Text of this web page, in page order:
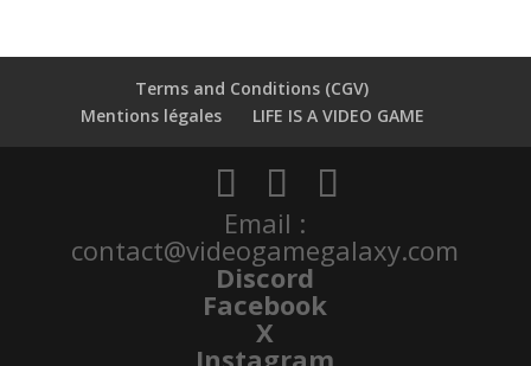
Terms and Conditions (CGV)
Mentions légales
LIFE IS A VIDEO GAME
Email :
contact@videogamegalaxy.com
Discord
Facebook
X